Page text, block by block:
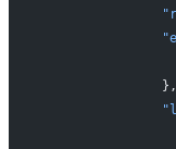
                },